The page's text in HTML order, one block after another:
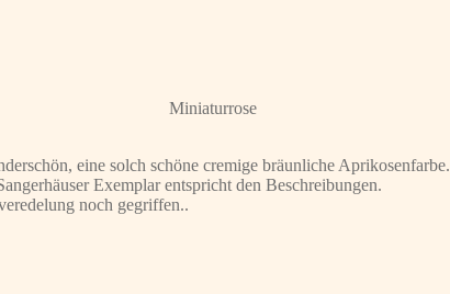
Miniaturrose
eine solch schöne cremige bräunliche Aprikosenfarbe.
Exemplar entspricht den Beschreibungen.
noch gegriffen..